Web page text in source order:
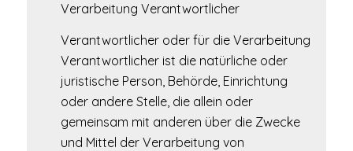
Verarbeitung Verantwortlicher
Verantwortlicher oder für die Verarbeitung
Verantwortlicher ist die natürliche oder
juristische Person, Behörde, Einrichtung
oder andere Stelle, die allein oder
gemeinsam mit anderen über die Zwecke
und Mittel der Verarbeitung von